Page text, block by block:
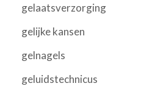
gelaatsverzorging
gelijke kansen
gelnagels
geluidstechnicus